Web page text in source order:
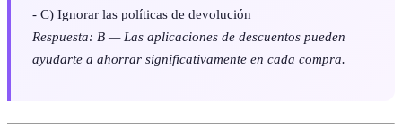
- C) Ignorar las políticas de devolución
Respuesta: B — Las aplicaciones de descuentos pueden
ayudarte a ahorrar significativamente en cada compra.